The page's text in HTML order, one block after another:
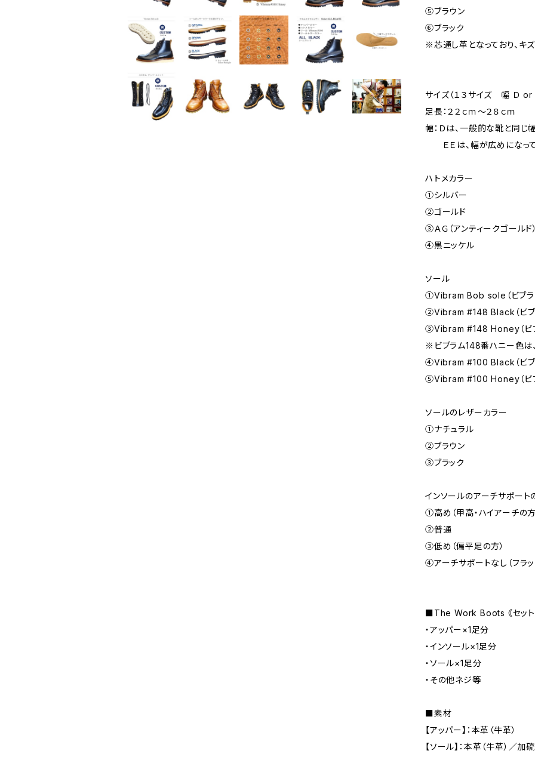
➄ブラウン
⑥ブラック
※芯通し革となっており、キ
サイズ（１３サイズ 幅 Ｄ
足長：２２ｃｍ～２８ｃｍ
幅：Ｄは、一般的な靴と同じ幅
ＥＥは、幅が広めになって
ハトメカラー
①シルバー
②ゴールド
③ＡＧ（アンティークゴールド）
④黒ニッケル
ソール
①Vibram Bob sole（ビブラ
②Vibram #148 Black（ビブ
③Vibram #148 Honey（ビ
※ビブラム148番ハニー色は
④Vibram #100 Black（ビブ
➄Vibram #100 Honey（ビ
ソールのレザーカラー
①ナチュラル
②ブラウン
③ブラック
インソールのアーチサポート
①高め（甲高・ハイアーチの方
②普通
③低め（偏平足の方）
④アーチサポートなし（フラッ
■The Work Boots 《セット
・アッパー×1足分
・インソール×1足分
・ソール×1足分
・その他ネジ等
■素材
【アッパー】：本革（牛革）
【ソール】：本革（牛革）／加